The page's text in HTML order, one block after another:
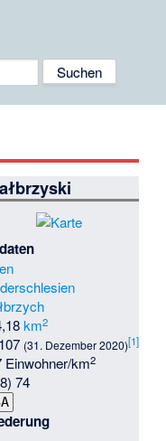
km2
(31. Dezember 2020)[1]
Einwohner/km2
74